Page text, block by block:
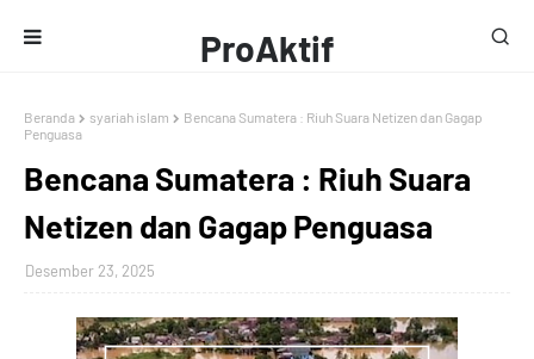
ProAktif
Media
Beranda syariah islam
Bencana Sumatera : Riuh Suara Netizen dan Gagap
Penguasa
Bencana Sumatera : Riuh Suara
Netizen dan Gagap Penguasa
Desember 23, 2025